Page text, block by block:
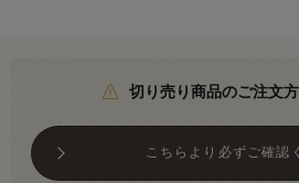
切り売り商品のご注文
こちらより必ずご確認